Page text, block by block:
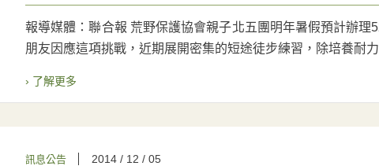
報導媒體：聯合報 荒野保護協會親子北五團明年暑假預計辦
朋友因應這項挑戰，近期展開密集的短途徒步練習，除培養耐
› 了解更多
訊息公告 2014 / 12 / 05